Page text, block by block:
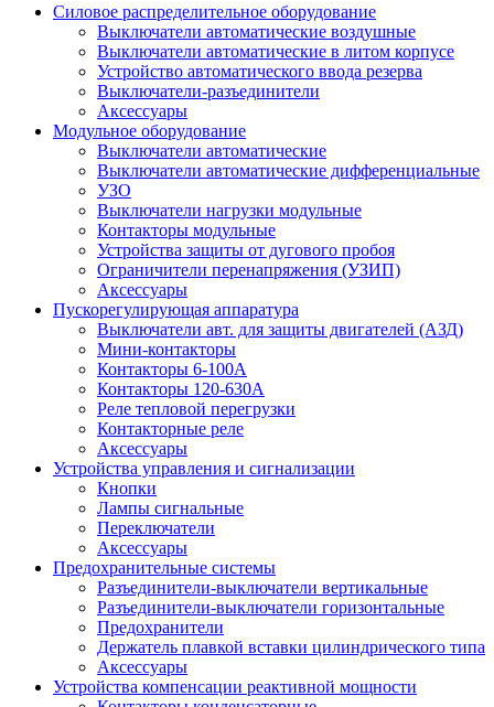
Силовое распределительное оборудование
Выключатели автоматические воздушные
Выключатели автоматические в литом корпусе
Устройство автоматического ввода резерва
Выключатели-разъединители
Аксессуары
Модульное оборудование
Выключатели автоматические
Выключатели автоматические дифференциальные
УЗО
Выключатели нагрузки модульные
Контакторы модульные
Устройства защиты от дугового пробоя
Ограничители перенапряжения (УЗИП)
Аксессуары
Пускорегулирующая аппаратура
Выключатели авт. для защиты двигателей (АЗД)
Мини-контакторы
Контакторы 6-100А
Контакторы 120-630A
Реле тепловой перегрузки
Контакторные реле
Аксессуары
Устройства управления и сигнализации
Кнопки
Лампы сигнальные
Переключатели
Аксессуары
Предохранительные системы
Разъединители-выключатели вертикальные
Разъединители-выключатели горизонтальные
Предохранители
Держатель плавкой вставки цилиндрического типа
Аксессуары
Устройства компенсации реактивной мощности